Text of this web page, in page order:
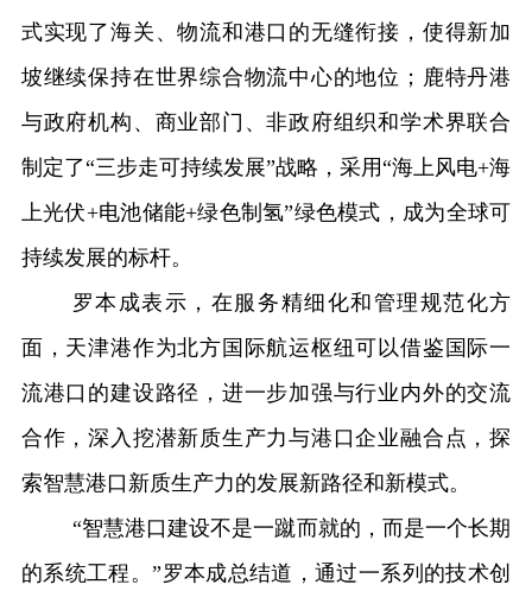
式实现了海关、物流和港口的无缝衔接，使得新加
坡继续保持在世界综合物流中心的地位；鹿特丹港
与政府机构、商业部门、非政府组织和学术界联合
制定了“三步走可持续发展”战略，采用“海上风电+海
上光伏+电池储能+绿色制氢”绿色模式，成为全球可
持续发展的标杆。
罗本成表示，在服务精细化和管理规范化方
面，天津港作为北方国际航运枢纽可以借鉴国际一
流港口的建设路径， 进一步加强与行业内外的交流
合作，深入挖潜新质生产力与港口企业融合点，探
索智慧港口新质生产力的发展新路径和新模式。
“智慧港口建设不是一蹴而就的，而是一个长期
的系统工程。”罗本成总结道，通过一系列的技术创